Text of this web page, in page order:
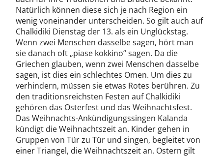
Natürlich können diese sich je nach Region ein
wenig voneinander unterscheiden. So gilt auch auf
Chalkidiki Dienstag der 13. als ein Unglückstag.
Wenn zwei Menschen dasselbe sagen, hört man
sie danach oft „piase kokkino“ sagen. Da die
Griechen glauben, wenn zwei Menschen dasselbe
sagen, ist dies ein schlechtes Omen. Um dies zu
verhindern, müssen sie etwas Rotes berühren. Zu
den traditionsreichsten Festen auf Chalkidiki
gehören das Osterfest und das Weihnachtsfest.
Das Weihnachts-Ankündigungssingen Kalanda
kündigt die Weihnachtszeit an. Kinder gehen in
Gruppen von Tür zu Tür und singen, begleitet von
einer Triangel, die Weihnachtszeit an. Ostern gilt